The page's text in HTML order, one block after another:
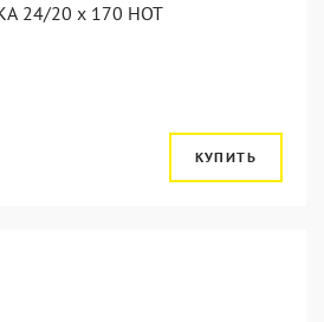
24/20 x 170 HOT
КУПИТЬ